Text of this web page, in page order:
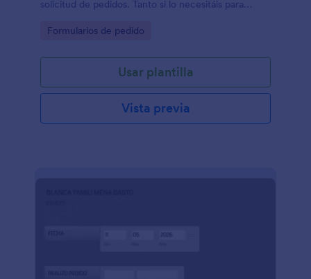
solicitud de pedidos. Tanto si lo necesitáis para
evento, podréis tener vuestro formulario listo para
correctamente.
Go to Category:
Formularios de pedido
Usar plantilla
Vista previa